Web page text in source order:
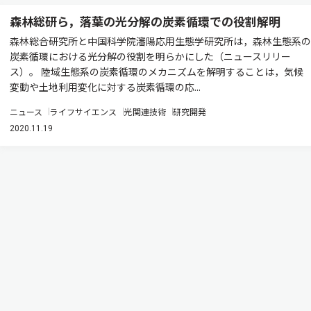
森林総研ら，落葉の光分解の炭素循環での役割解明
森林総合研究所と中国科学院瀋陽応用生態学研究所は，森林生態系の
炭素循環における光分解の役割を明らかにした（ニュースリリー
ス）。 陸域生態系の炭素循環のメカニズムを解明することは，気候
変動や土地利用変化に対する炭素循環の応...
ニュース ライフサイエンス 光関連技術 研究開発
2020.11.19